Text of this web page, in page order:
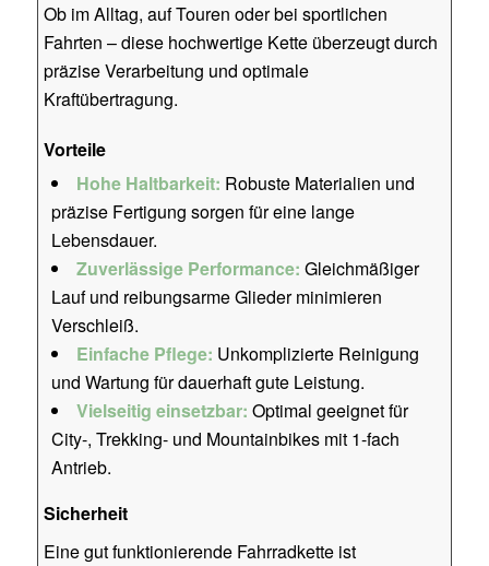
Ob im Alltag, auf Touren oder bei sportlichen
Fahrten – diese hochwertige Kette überzeugt durch
präzise Verarbeitung und optimale
Kraftübertragung.
Vorteile
Hohe Haltbarkeit: Robuste Materialien und
präzise Fertigung sorgen für eine lange
Lebensdauer.
Zuverlässige Performance: Gleichmäßiger
Lauf und reibungsarme Glieder minimieren
Verschleiß.
Einfache Pflege: Unkomplizierte Reinigung
und Wartung für dauerhaft gute Leistung.
Vielseitig einsetzbar: Optimal geeignet für
City-, Trekking- und Mountainbikes mit 1-fach
Antrieb.
Sicherheit
Eine gut funktionierende Fahrradkette ist